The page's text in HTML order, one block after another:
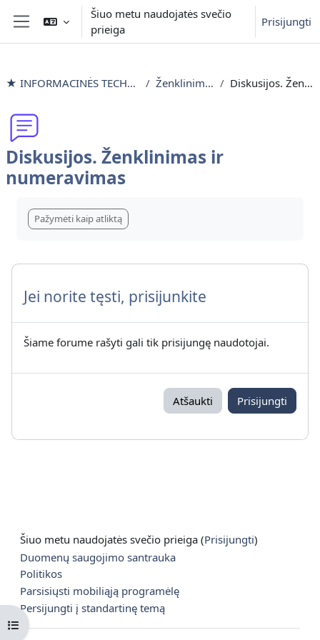
Pereiti į pagrindinį turinį
Šoninis skydelis
Šiuo metu naudojatės svečio
prieiga
Prisijungti
Atverti kurso rodyklę
★ INFORMACINĖS TECHNOLOGIJOS išlyginamieji mokymai Ženklinimas ir numeravimas Diskusijos. Ženklinimas ir numeravimas
Diskusijos. Ženklinimas ir
numeravimas
Pažymėti kaip atliktą
Jei norite tęsti, prisijunkite
Šiame forume rašyti gali tik prisijungę naudotojai.
Atšaukti Prisijungti
Šiuo metu naudojatės svečio prieiga (Prisijungti)
Duomenų saugojimo santrauka
Politikos
Parsisiųsti mobiliąją programėlę
Persijungti į standartinę temą